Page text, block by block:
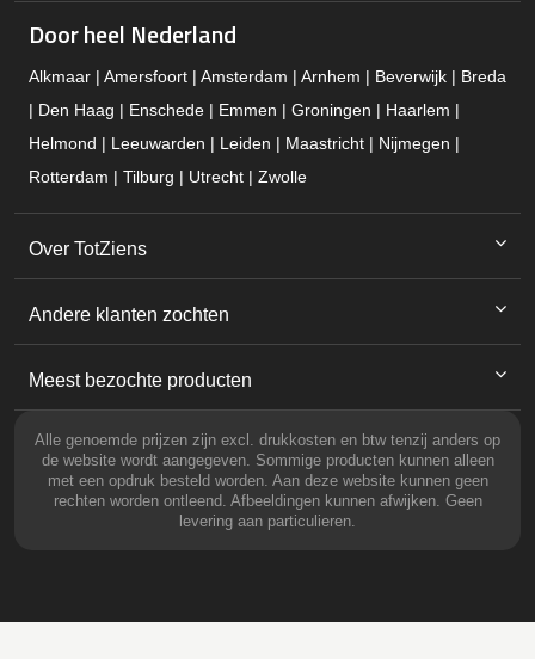
Door heel Nederland
Alkmaar | Amersfoort | Amsterdam | Arnhem | Beverwijk | Breda
| Den Haag | Enschede | Emmen | Groningen | Haarlem |
Helmond | Leeuwarden | Leiden | Maastricht | Nijmegen |
Rotterdam | Tilburg | Utrecht | Zwolle
Over TotZiens
Andere klanten zochten
Meest bezochte producten
Alle genoemde prijzen zijn excl. drukkosten en btw tenzij anders op
de website wordt aangegeven. Sommige producten kunnen alleen
met een opdruk besteld worden. Aan deze website kunnen geen
rechten worden ontleend. Afbeeldingen kunnen afwijken. Geen
levering aan particulieren.